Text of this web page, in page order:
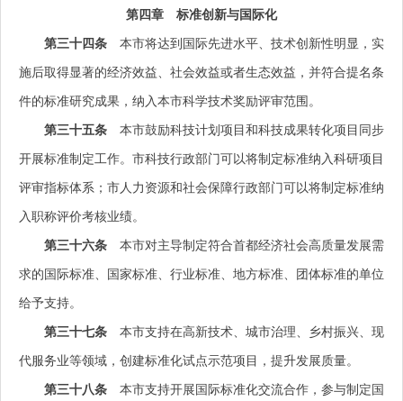
第四章 标准创新与国际化
第三十四条 本市将达到国际先进水平、技术创新性明显，实
施后取得显著的经济效益、社会效益或者生态效益，并符合提名条
件的标准研究成果，纳入本市科学技术奖励评审范围。
第三十五条 本市鼓励科技计划项目和科技成果转化项目同步
开展标准制定工作。市科技行政部门可以将制定标准纳入科研项目
评审指标体系；市人力资源和社会保障行政部门可以将制定标准纳
入职称评价考核业绩。
第三十六条 本市对主导制定符合首都经济社会高质量发展需
求的国际标准、国家标准、行业标准、地方标准、团体标准的单位
给予支持。
第三十七条 本市支持在高新技术、城市治理、乡村振兴、现
代服务业等领域，创建标准化试点示范项目，提升发展质量。
第三十八条 本市支持开展国际标准化交流合作，参与制定国